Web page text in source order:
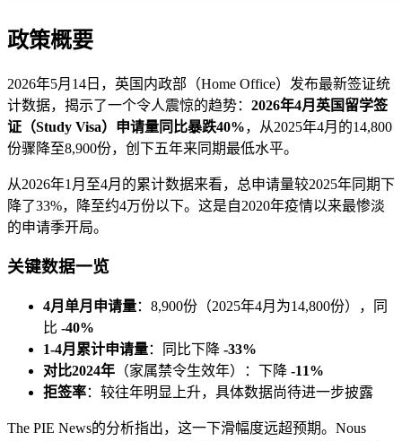
政策概要
2026年5月14日，英国内政部（Home Office）发布最新签证统
计数据，揭示了一个令人震惊的趋势： 2026年4月英国留学签
证（Study Visa）申请量同比暴跌40%，从2025年4月的14,800
份骤降至8,900份，创下五年来同期最低水平。
从2026年1月至4月的累计数据来看，总申请量较2025年同期下
降了33%，降至约4万份以下。这是自2020年疫情以来最惨淡
的申请季开局。
关键数据一览
4月单月申请量：8,900份（2025年4月为14,800份），同
比 -40%
1-4月累计申请量：同比下降 -33%
对比2024年 （家属禁令生效年）：下降 -11%
拒签率：较往年明显上升，具体数据尚待进一步披露
The PIE News的分析指出，这一下滑幅度远超预期。Nous